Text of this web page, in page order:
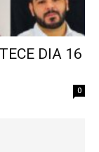
DIA 16
0